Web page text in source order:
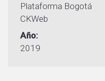
Plataforma Bogotá
CKWeb
Año
2019